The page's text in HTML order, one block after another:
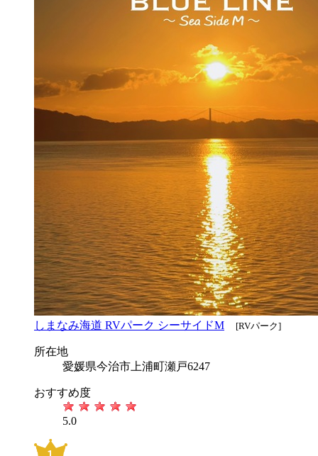
しまなみ海道 RVパーク シーサイドM [RVパーク]
所在地
愛媛県今治市上浦町瀬戸6247
おすすめ度
5.0